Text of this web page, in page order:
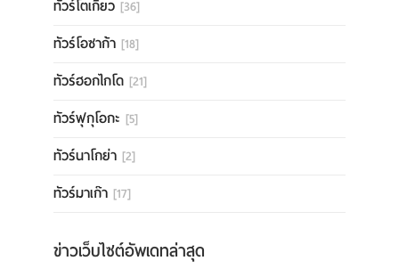
ทัวร์โตเกียว [36]
ทัวร์โอซาก้า [18]
ทัวร์ฮอกไกโด [21]
ทัวร์ฟุกุโอกะ [5]
ทัวร์นาโกย่า [2]
ทัวร์มาเก๊า [17]
ข่าวเว็บไซต์อัพเดทล่าสุด